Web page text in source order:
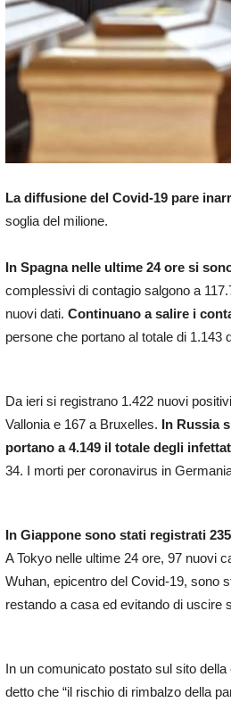
La diffusione del Covid-19 pare
soglia del milione.
In Spagna nelle ultime 24 ore si
complessivi di contagio salgono a
nuovi dati. Continuano a salire i
persone che portano al totale di 1.143
Da ieri si registrano 1.422 nuovi
Vallonia e 167 a Bruxelles. In Russia
portano a 4.149 il totale degli
34. I morti per coronavirus in
In Giappone sono stati registrati
A Tokyo nelle ultime 24 ore, 97 nuovi
Wuhan, epicentro del Covid-19, sono
restando a casa ed evitando di uscire
In un comunicato postato sul sito
detto che “il rischio di rimbalzo della